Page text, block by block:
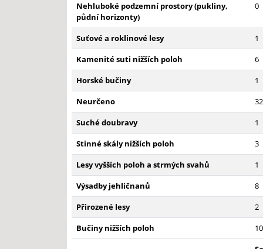
Nehluboké podzemní prostory (pukliny,
půdní horizonty)
0
Suťové a roklinové lesy 1
Kamenité suti nižších poloh
6
Horské bučiny
1
Neurčeno
32
Suché doubravy
1
Stinné skály nižších poloh
3
Lesy vyšších poloh a strmých svahů
1
Výsadby jehličnanů
8
Přirozené lesy
2
Bučiny nižších poloh
10